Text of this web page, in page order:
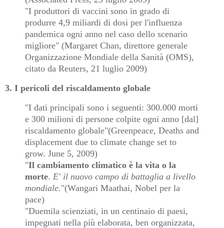
"I produttori di vaccini sono in grado di
produrre 4,9 miliardi di dosi per l'influenza
pandemica ogni anno nel caso dello scenario
migliore" (Margaret Chan, direttore generale
Organizzazione Mondiale della Sanità (OMS),
citato da Reuters, 21 luglio 2009)
3. I pericoli del riscaldamento globale
"I dati principali sono i seguenti: 300.000 morti
e 300 milioni di persone colpite ogni anno [dal]
riscaldamento globale"(Greenpeace, Deaths and
displacement due to climate change set to
grow. June 5, 2009)
"Il cambiamento climatico è la vita o la
morte. E' il nuovo campo di battaglia a livello
mondiale."(Wangari Maathai, Nobel per la
pace)
"Duemila scienziati, in un centinaio di paesi,
impegnati nella più elaborata, ben organizzata,